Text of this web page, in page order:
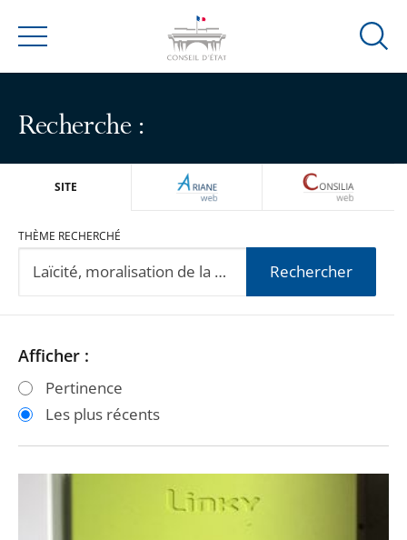
Menu
Ouvrir
Recherche :
SITE ARIANEWEB
THÈME RECHERCHÉ
Rechercher
Passer
les
filtres
Passer
les
filtres
Afficher :
Pertinence
Les plus récents